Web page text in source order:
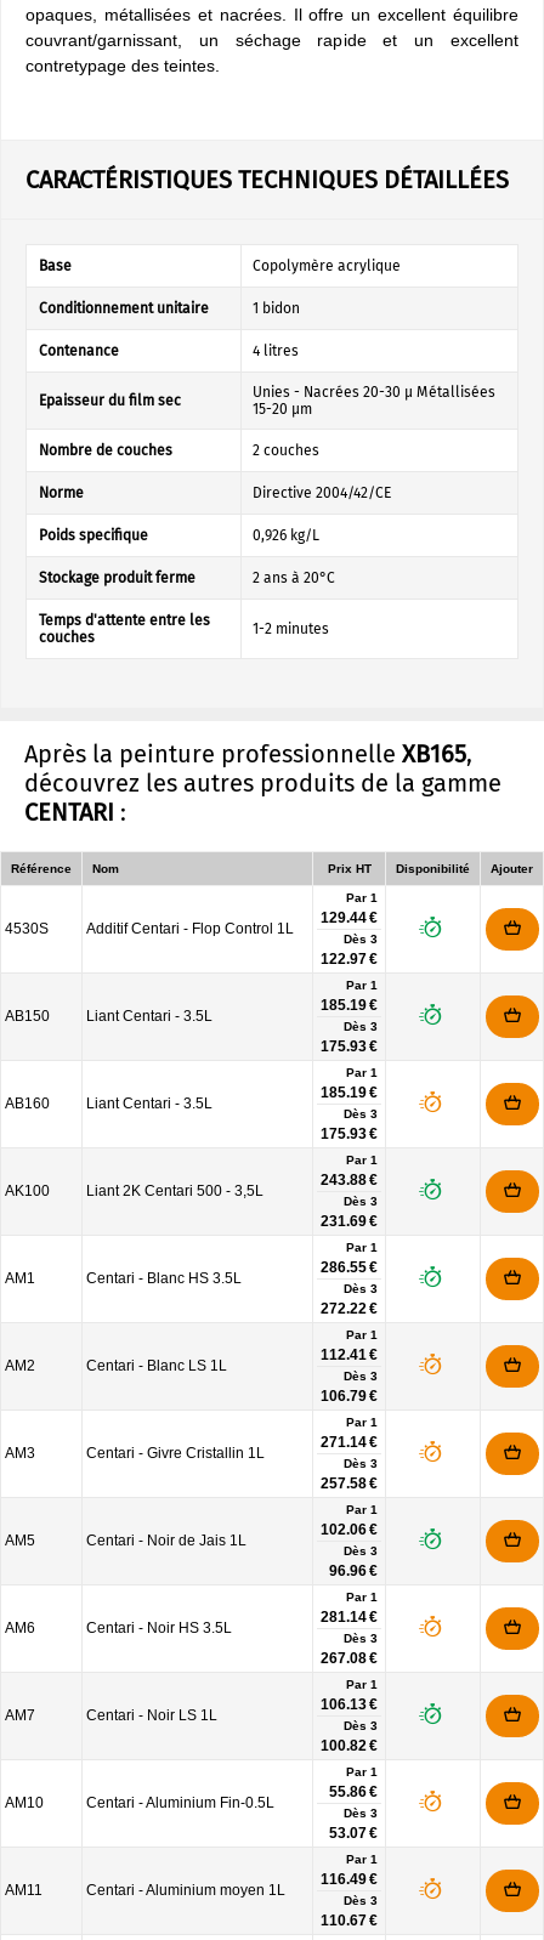
opaques, métallisées et nacrées. Il offre un excellent équilibre
couvrant/garnissant, un séchage rapide et un excellent
contretypage des teintes.
CARACTÉRISTIQUES TECHNIQUES DÉTAILLÉES
Base Copolymère acrylique
Conditionnement unitaire 1 bidon
Contenance 4 litres
Epaisseur du film sec
Unies - Nacrées 20-30 µ Métallisées
15-20 µm
Nombre de couches 2 couches
Norme Directive 2004/42/CE
Poids specifique 0,926 kg/L
Stockage produit ferme 2 ans à 20°C
Temps d'attente entre les
couches
1-2 minutes
Après la peinture professionnelle XB165,
découvrez les autres produits de la gamme
CENTARI :
Référence Nom Prix HT Disponibilité Ajouter
4530S Additif Centari - Flop Control 1L
Par 1
129.44 €
Dès 3
122.97 €
AB150 Liant Centari - 3.5L
Par 1
185.19 €
Dès 3
175.93 €
AB160 Liant Centari - 3.5L
Par 1
185.19 €
Dès 3
175.93 €
AK100 Liant 2K Centari 500 - 3,5L
Par 1
243.88 €
Dès 3
231.69 €
AM1 Centari - Blanc HS 3.5L
Par 1
286.55 €
Dès 3
272.22 €
AM2 Centari - Blanc LS 1L
Par 1
112.41 €
Dès 3
106.79 €
AM3 Centari - Givre Cristallin 1L
Par 1
271.14 €
Dès 3
257.58 €
AM5 Centari - Noir de Jais 1L
Par 1
102.06 €
Dès 3
96.96 €
AM6 Centari - Noir HS 3.5L
Par 1
281.14 €
Dès 3
267.08 €
AM7 Centari - Noir LS 1L
Par 1
106.13 €
Dès 3
100.82 €
AM10 Centari - Aluminium Fin-0.5L
Par 1
55.86 €
Dès 3
53.07 €
AM11 Centari - Aluminium moyen 1L
Par 1
116.49 €
Dès 3
110.67 €